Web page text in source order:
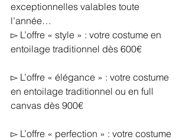
exceptionnelles valables toute
l’année…
▻ L’offre « style » : votre costume en
entoilage traditionnel dès 600€
▻ L’offre « élégance » : votre costume
en entoilage traditionnel ou en full
canvas dès 900€
▻ L’offre « perfection » : votre costume